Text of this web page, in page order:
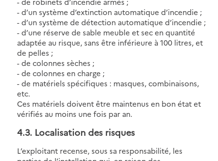
- d’un système d’extinction automatique d’incendie ;
- d’un système de détection automatique d’incendie ;
- d’une réserve de sable meuble et sec en quantité
adaptée au risque, sans être inférieure à 100 litres, et
de pelles ;
- de colonnes sèches ;
- de colonnes en charge ;
- de matériels spécifiques : masques, combinaisons,
etc.
Ces matériels doivent être maintenus en bon état et
vérifiés au moins une fois par an.
4.3. Localisation des risques
L’exploitant recense, sous sa responsabilité, les